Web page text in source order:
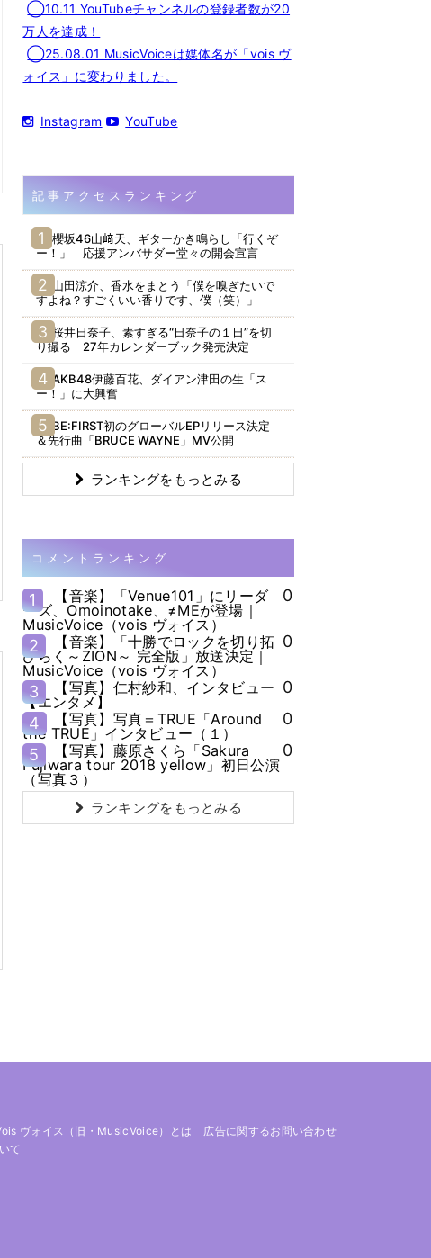
◯10.11 YouTubeチャンネルの登録者数が20
万人を達成！
◯25.08.01 MusicVoiceは媒体名が「vois ヴ
ォイス」に変わりました。
Instagram YouTube
記事アクセスランキング
櫻坂46山﨑天、ギターかき鳴らし「行くぞ
ー！」 応援アンバサダー堂々の開会宣言
山田涼介、香水をまとう「僕を嗅ぎたいで
すよね？すごくいい香りです、僕（笑）」
桜井日奈子、素すぎる“日奈子の１日”を切
り撮る 27年カレンダーブック発売決定
AKB48伊藤百花、ダイアン津田の生「ス
ー！」に大興奮
BE:FIRST初のグローバルEPリリース決定
＆先行曲「BRUCE WAYNE」MV公開
ランキングをもっとみる
コメントランキング
1
【音楽】「Venue101」にリーダ
ーズ、Omoinotake、≠MEが登場｜
MusicVoice（vois ヴォイス）
0
2
【音楽】「十勝でロックを切り拓
ひらく～ZION～ 完全版」放送決定｜
MusicVoice（vois ヴォイス）
0
3
【写真】仁村紗和、インタビュー
【エンタメ】
0
4
【写真】写真＝TRUE「Around
the TRUE」インタビュー（１）
0
5
【写真】藤原さくら「Sakura
Fujiwara tour 2018 yellow」初日公演
（写真３）
0
ランキングをもっとみる
ヴォイス（旧・MusicVoice）とは
広告に関するお問い合わせ
て